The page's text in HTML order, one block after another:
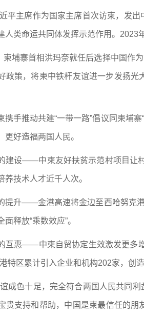
平主席作为国家主席首次访柬，发
人类命运共同体发挥示范作用。2023
柬埔寨首相洪玛奈就任后选择中国作
政策，将柬中铁杆友谊进一步发扬光
携手推动共建“一带一路”倡议同柬埔
更好造福两国人民。
建设——中柬友好扶贫示范村项目让
养技术人才近千人次。
提升——金港高速将金边至西哈努克
释放“乘数效应”。
互惠——中柬自贸协定生效激发更多
特区累计引入企业和机构202家，创
成色十足，完全符合两国人民共同
贵支持和帮助，中国是柬最信任的